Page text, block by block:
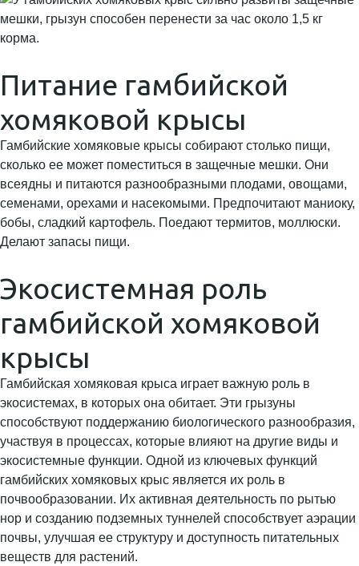
Питание гамбийской
хомяковой крысы
Гамбийские хомяковые крысы собирают столько пищи,
сколько ее может поместиться в защечные мешки. Они
всеядны и питаются разнообразными плодами, овощами,
семенами, орехами и насекомыми. Предпочитают маниоку,
бобы, сладкий картофель. Поедают термитов, моллюски.
Делают запасы пищи.
Экосистемная роль
гамбийской хомяковой
крысы
Гамбийская хомяковая крыса играет важную роль в
экосистемах, в которых она обитает. Эти грызуны
способствуют поддержанию биологического разнообразия,
участвуя в процессах, которые влияют на другие виды и
экосистемные функции. Одной из ключевых функций
гамбийских хомяковых крыс является их роль в
почвообразовании. Их активная деятельность по рытью
нор и созданию подземных туннелей способствует аэрации
почвы, улучшая ее структуру и доступность питательных
веществ для растений.